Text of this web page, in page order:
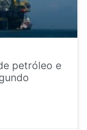
petróleo e